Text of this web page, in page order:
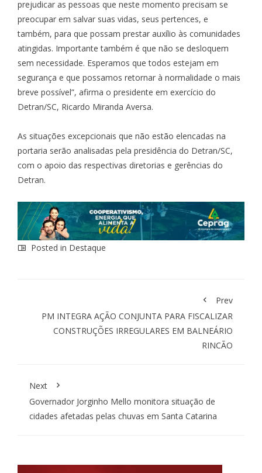
prejudicar as pessoas que neste momento precisam se
preocupar em salvar suas vidas, seus pertences, e
também, para que possam prestar auxílio às comunidades
atingidas. Importante também é que não se desloquem
sem necessidade. Esperamos que todos estejam em
segurança e que possamos retornar à normalidade o mais
breve possível”, afirma o presidente em exercício do
Detran/SC, Ricardo Miranda Aversa.
As situações excepcionais que não estão elencadas na
portaria serão analisadas pela presidência do Detran/SC,
com o apoio das respectivas diretorias e gerências do
Detran.
Posted in Destaque
Prev
PM INTEGRA AÇÃO CONJUNTA PARA FISCALIZAR
CONSTRUÇÕES IRREGULARES EM BALNEÁRIO
RINCÃO
Next
Governador Jorginho Mello monitora situação de
cidades afetadas pelas chuvas em Santa Catarina